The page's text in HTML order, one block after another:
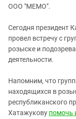
Дагестан
Кабардино-Балкария
Калмыкия
Краснодарский край
Нагорный Карабах
Российская
ООО "МЕМО".
Сегодня президент
провел встречу с
розыске и
деятельности.
Напомним, что
находящихся в
республиканского
Хатажукову помочь